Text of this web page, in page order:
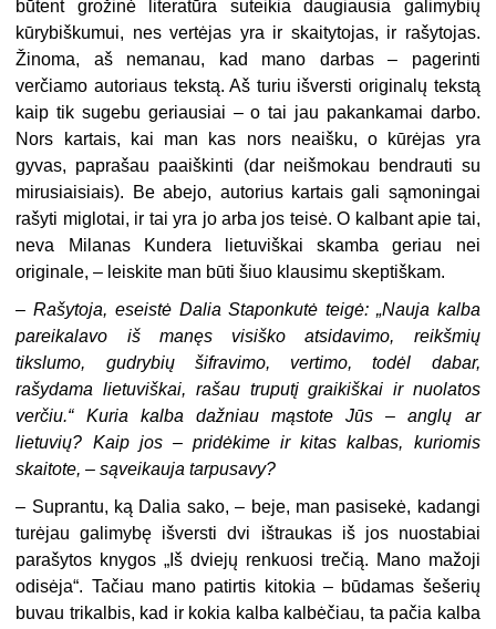
būtent grožinė literatūra suteikia daugiausia galimybių
kūrybiškumui, nes vertėjas yra ir skaitytojas, ir rašytojas.
Žinoma, aš nemanau, kad mano darbas – pagerinti
verčiamo autoriaus tekstą. Aš turiu išversti originalų tekstą
kaip tik sugebu geriausiai – o tai jau pakankamai darbo.
Nors kartais, kai man kas nors neaišku, o kūrėjas yra
gyvas, paprašau paaiškinti (dar neišmokau bendrauti su
mirusiaisiais). Be abejo, autorius kartais gali sąmoningai
rašyti miglotai, ir tai yra jo arba jos teisė. O kalbant apie tai,
neva Milanas Kundera lietuviškai skamba geriau nei
originale, – leiskite man būti šiuo klausimu skeptiškam.
–Rašytoja, eseistė Dalia Staponkutė teigė: „Nauja kalba
pareikalavo iš manęs visiško atsidavimo, reikšmių
tikslumo, gudrybių šifravimo, vertimo, todėl dabar,
rašydama lietuviškai, rašau truputį graikiškai ir nuolatos
verčiu.“ Kuria kalba dažniau mąstote Jūs – anglų ar
lietuvių? Kaip jos – pridėkime ir kitas kalbas, kuriomis
skaitote, – sąveikauja tarpusavy?
– Suprantu, ką Dalia sako, – beje, man pasisekė, kadangi
turėjau galimybę išversti dvi ištraukas iš jos nuostabiai
parašytos knygos „Iš dviejų renkuosi trečią. Mano mažoji
odisėja“. Tačiau mano patirtis kitokia – būdamas šešerių
buvau trikalbis, kad ir kokia kalba kalbėčiau, ta pačia kalba